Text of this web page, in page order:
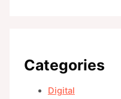
Categories
Digital